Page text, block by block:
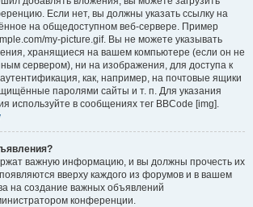
Если нет, вы должны указать ссылку на
на общедоступном веб-сервере. Пример
my-picture.gif. Вы не можете указывать
хранящиеся на вашем компьютере (если он не
сервером), ни на изображения, для доступа к
как, например, на почтовые ящики
паролями сайты и т. п. Для указания
используйте в сообщениях тег BBCode [img].
важную информацию, и вы должны прочесть их
вверху каждого из форумов и в вашем
на создание важных объявлений
конференции.